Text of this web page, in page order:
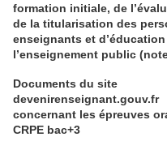
formation initiale, de
de la titularisation des
enseignants et
l’enseignement public
Documents du site
devenirenseignant.gouv.fr
concernant les épreuves
CRPE bac+3